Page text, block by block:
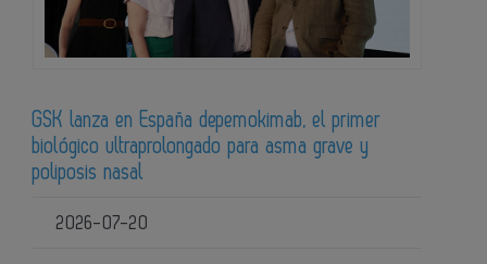
GSK lanza en España depemokimab, el primer
biológico ultraprolongado para asma grave y
poliposis nasal
2026-07-20